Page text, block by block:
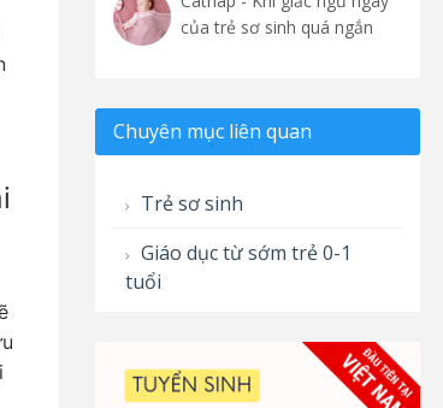
của trẻ sơ sinh quá ngắn
Chuyên mục liên quan
Trẻ sơ sinh
Giáo dục từ sớm trẻ 0-1
tuổi